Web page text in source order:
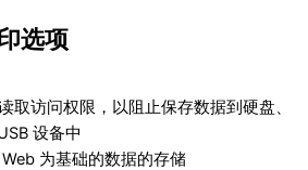
选项
取访问权限，以阻止保存数据到硬盘、
设备中
为基础的数据的存储